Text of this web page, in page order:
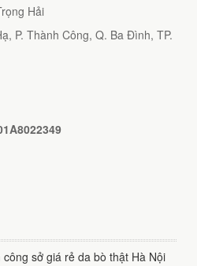
Hải
P. Thành Công, Q. Ba Đình, TP.
sở giá rẻ da bò thật Hà Nội